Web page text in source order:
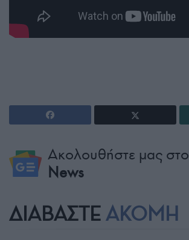
Ακολουθήστε μας στο
News
ΔΙΑΒΑΣΤΕ ΑΚΟΜΗ